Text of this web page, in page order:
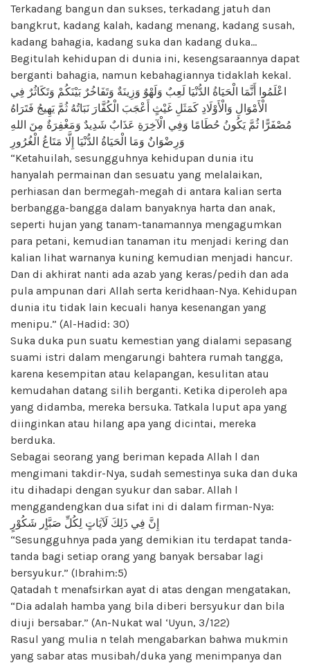
Terkadang bangun dan sukses, terkadang jatuh dan
bangkrut, kadang kalah, kadang menang, kadang susah,
kadang bahagia, kadang suka dan kadang duka…
Begitulah kehidupan di dunia ini, kesengsaraannya dapat
berganti bahagia, namun kebahagiannya tidaklah kekal.
اعْلَمُوا أَنَّمَا الْحَيَاةُ الدُّنْيَا لَعِبٌ وَلَهْوٌ وَزِينَةٌ وَتَفَاخُرٌ بَيْنَكُمْ وَتَكَاثُرٌ فِي
الْأَمْوَالِ وَالْأَوْلَادِ كَمَثَلِ غَيْثٍ أَعْجَبَ الْكُفَّارَ نَبَاتُهُ ثُمَّ يَهِيجُ فَتَرَاهُ
مُصْفَرًّا ثُمَّ يَكُونُ حُطَامًا وَفِي الْآخِرَةِ عَذَابٌ شَدِيدٌ وَمَغْفِرَةٌ مِنَ اللهِ
وَرِضْوَانٌ وَمَا الْحَيَاةُ الدُّنْيَا إِلَّا مَتَاعُ الْغُرُورِ
“Ketahuilah, sesungguhnya kehidupan dunia itu
hanyalah permainan dan sesuatu yang melalaikan,
perhiasan dan bermegah-megah di antara kalian serta
berbangga-bangga dalam banyaknya harta dan anak,
seperti hujan yang tanam-tanamannya mengagumkan
para petani, kemudian tanaman itu menjadi kering dan
kalian lihat warnanya kuning kemudian menjadi hancur.
Dan di akhirat nanti ada azab yang keras/pedih dan ada
pula ampunan dari Allah serta keridhaan-Nya. Kehidupan
dunia itu tidak lain kecuali hanya kesenangan yang
menipu.” (Al-Hadid: 30)
Suka duka pun suatu kemestian yang dialami sepasang
suami istri dalam mengarungi bahtera rumah tangga,
karena kesempitan atau kelapangan, kesulitan atau
kemudahan datang silih berganti. Ketika diperoleh apa
yang didamba, mereka bersuka. Tatkala luput apa yang
diinginkan atau hilang apa yang dicintai, mereka
berduka.
Sebagai seorang yang beriman kepada Allah l dan
mengimani takdir-Nya, sudah semestinya suka dan duka
itu dihadapi dengan syukur dan sabar. Allah l
menggandengkan dua sifat ini di dalam firman-Nya:
إِنَّ فِي ذَلِكَ لَآيَاتٍ لِكُلِّ صَبَّاٍر شَكُوْرٍ
“Sesungguhnya pada yang demikian itu terdapat tanda-
tanda bagi setiap orang yang banyak bersabar lagi
bersyukur.” (Ibrahim:5)
Qatadah t menafsirkan ayat di atas dengan mengatakan,
“Dia adalah hamba yang bila diberi bersyukur dan bila
diuji bersabar.” (An-Nukat wal ‘Uyun, 3/122)
Rasul yang mulia n telah mengabarkan bahwa mukmin
yang sabar atas musibah/duka yang menimpanya dan